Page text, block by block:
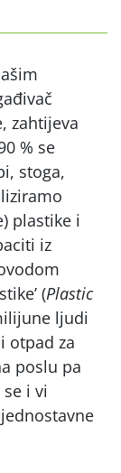
zahtijeva
% se
stoga,
plastike i
iz
(Plastic
ljudi
otpad za
poslu pa
i vi